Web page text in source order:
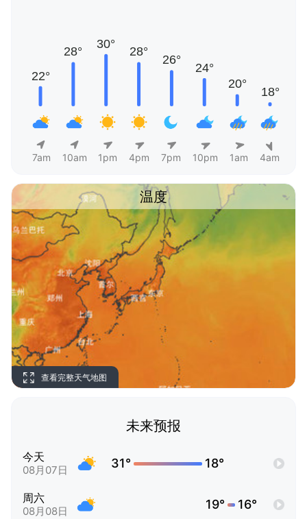
7am 10am 1pm 4pm 7pm 10pm 1am 4am
温度
查看完整天气地图
未来预报
今天
08月07日 31° 18°
周六
08月08日 19° 16°